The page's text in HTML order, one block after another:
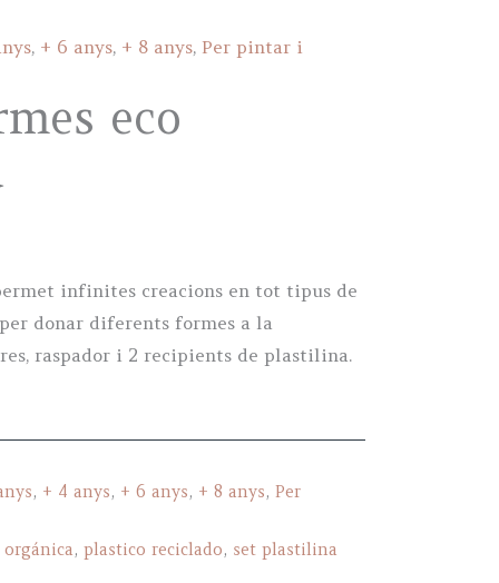
, + 6 anys, + 8 anys, Per pintar i
eco
infinites creacions en tot tipus de
donar diferents formes a la
raspador i 2 recipients de plastilina.
, + 4 anys, + 6 anys, + 8 anys,Per
,plastico reciclado, set plastilina